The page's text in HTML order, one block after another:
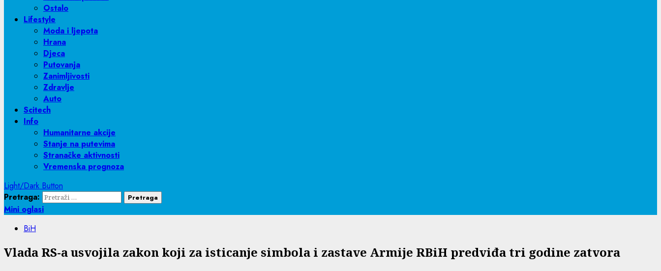
Ostalo
Lifestyle
Moda i ljepota
Hrana
Djeca
Putovanja
Zanimljivosti
Zdravlje
Auto
Scitech
Info
Humanitarne akcije
Stanje na putevima
Stranačke aktivnosti
Vremenska prognoza
Light/Dark Button
Pretraga:
Mini oglasi
BiH
Vlada RS-a usvojila zakon koji za isticanje simbola i zastave Armije RBiH predviđa tri godine zatvora